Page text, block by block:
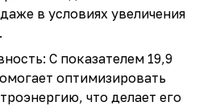
в условиях увеличения
С показателем 19,9
оптимизировать
что делает его